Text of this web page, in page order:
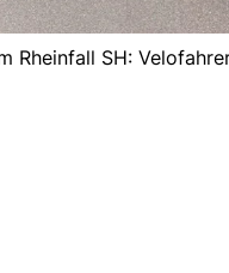
Rheinfall SH: